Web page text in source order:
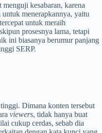
kesabaran, karena
menerapkannya, yaitu
untuk meraih
prosesnya lama, tetapi
ini biasanya berumur panjang
SERP.
Dimana konten tersebut
viewers, tidak hanya buat
cukup cerdas, sebab dia